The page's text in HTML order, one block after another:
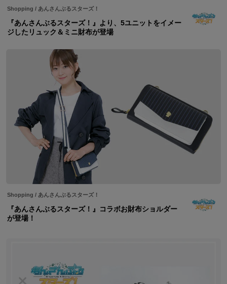
Shopping / あんさんぶるスターズ！
『あんさんぶるスターズ！』より、5ユニットをイメー
ジしたリュック＆ミニ財布が登場
Shopping / あんさんぶるスターズ！
『あんさんぶるスターズ！』コラボお財布ショルダー
が登場！